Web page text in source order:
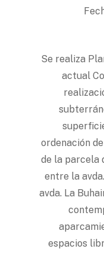
Se realiza
actual
ordenación
de la parcela
entre la
avda. La
espacios